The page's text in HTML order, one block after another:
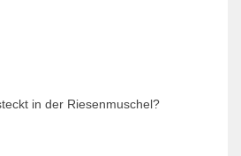
in der Riesenmuschel?